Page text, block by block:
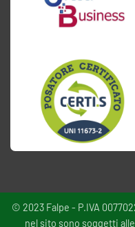
© 2023 Falpe - P.IVA
nel sito sono soggetti